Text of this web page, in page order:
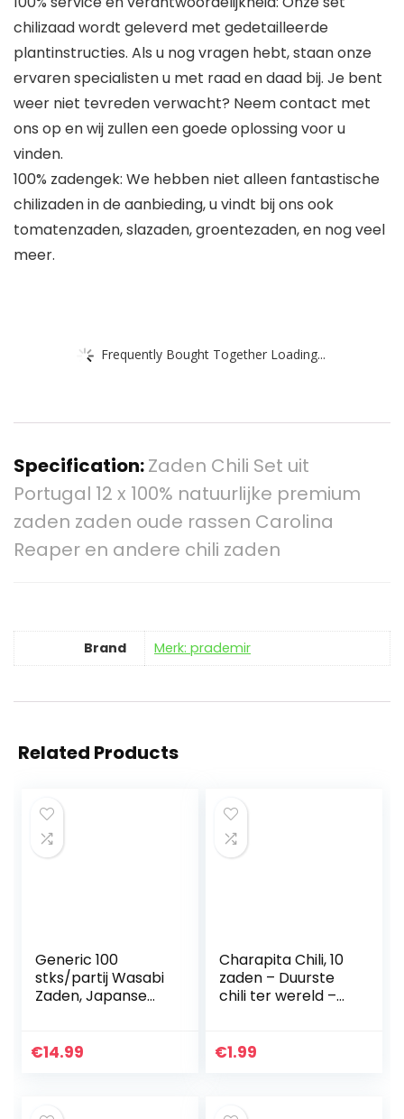
chilizaad wordt geleverd met gedetailleerde
plantinstructies. Als u nog vragen hebt, staan onze
ervaren specialisten u met raad en daad bij. Je bent
weer niet tevreden verwacht? Neem contact met
ons op en wij zullen een goede oplossing voor u
vinden.
100% zadengek: We hebben niet alleen fantastische
chilizaden in de aanbieding, u vindt bij ons ook
tomatenzaden, slazaden, groentezaden, en nog veel
meer.
Frequently Bought Together Loading...
Specification:Zaden Chili Set uit
Portugal 12 x 100% natuurlijke premium
zaden zaden oude rassen Carolina
Reaper en andere chili zaden
Brand Merk: prademir
Related Products
Generic 100
stks/partij Wasabi
Zaden, Japanse
Bonsai Plant DIY
€14.99
Charapita Chili, 10
zaden – Duurste
chili ter wereld –
€1.99